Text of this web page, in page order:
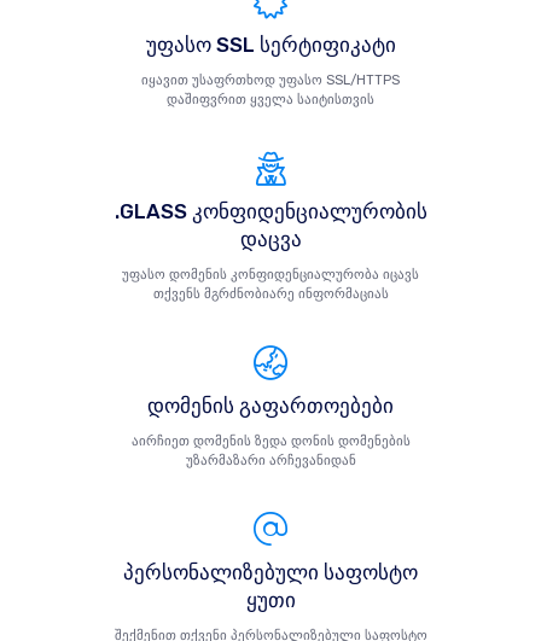
უფასო SSL სერტიფიკატი
იყავით უსაფრთხოდ უფასო SSL/HTTPS
დაშიფვრით ყველა საიტისთვის
.GLASS კონფიდენციალურობის
დაცვა
უფასო დომენის კონფიდენციალურობა იცავს
თქვენს მგრძნობიარე ინფორმაციას
დომენის გაფართოებები
აირჩიეთ დომენის ზედა დონის დომენების
უზარმაზარი არჩევანიდან
პერსონალიზებული საფოსტო
ყუთი
შექმენით თქვენი პერსონალიზებული საფოსტო